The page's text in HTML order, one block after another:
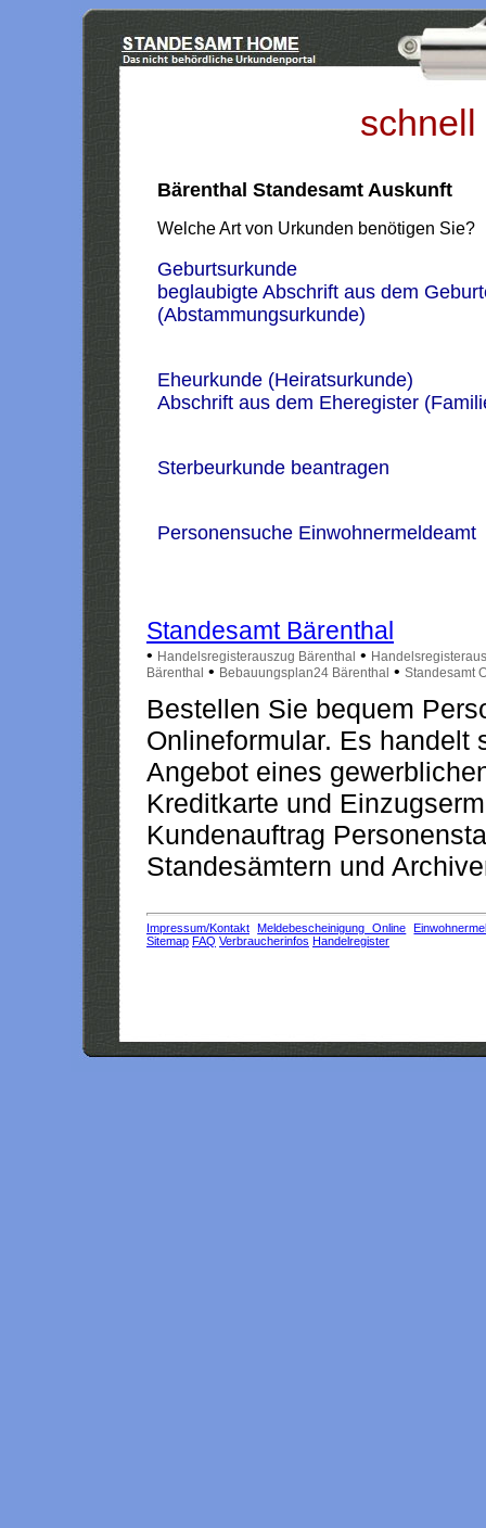
Bärenthal Standesamt Auskunft
Welche Art von Urkunden benötigen Sie?
Geburtsurkunde
beglaubigte Abschrift aus dem
(Abstammungsurkunde)
Eheurkunde (Heiratsurkunde)
Abschrift aus dem Eheregister
Sterbeurkunde beantragen
Personensuche Einwohnermeldeamt
Standesamt Bärenthal
• Handelsregisterauszug Bärenthal •
Bärenthal • Bebauungsplan24 Bärenthal • Standesamt
Bestellen Sie bequem
Onlineformular. Es handelt
Angebot eines
Kreditkarte und
Kundenauftrag
Standesämtern und
Impressum/Kontakt Meldebescheinigung Online
Sitemap FAQ Verbraucherinfos Handelregister